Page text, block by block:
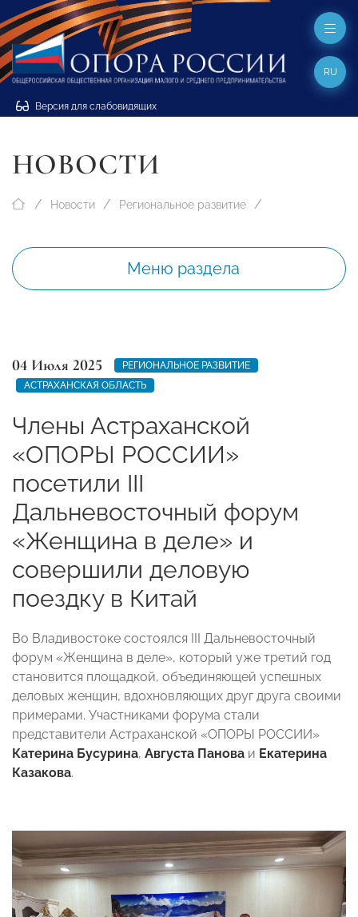
Версия для слабовидящих
RU
НОВОСТИ
Новости Региональное развитие
Меню раздела
04 Июля 2025
РЕГИОНАЛЬНОЕ РАЗВИТИЕ
АСТРАХАНСКАЯ ОБЛАСТЬ
Члены Астраханской
«ОПОРЫ РОССИИ»
посетили III
Дальневосточный форум
«Женщина в деле» и
совершили деловую
поездку в Китай
Во Владивостоке состоялся III Дальневосточный
форум «Женщина в деле», который уже третий год
становится площадкой, объединяющей успешных
деловых женщин, вдохновляющих друг друга своими
примерами. Участниками форума стали
представители Астраханской «ОПОРЫ РОССИИ»
Катерина Бусурина, Августа Панова и Екатерина
Казакова.